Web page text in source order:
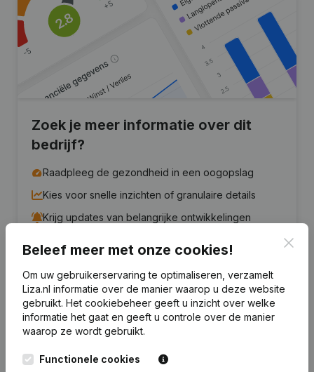
Zoek je meer informatie over dit
bedrijf?
Raadpleeg de gezondheid in een oogopslag
Kies voor snelle inzichten of granulaire details
Krijg updates van belangrijke ontwikkelingen
Probeer gratis Meer ontdekken
7 dagen gratis proefperiode, geen kredietkaart vereist.
Veelgestelde vragen
Beleef meer met onze cookies!
Om uw gebruikerservaring te optimaliseren, verzamelt
Liza.nl informatie over de manier waarop u deze website
gebruikt. Het cookiebeheer geeft u inzicht over welke
informatie het gaat en geeft u controle over de manier
waarop ze wordt gebruikt.
Functionele cookies